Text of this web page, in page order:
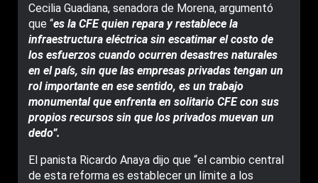
Cecilia Guadiana, senadora de Morena, argumentó
que “es la CFE quien repara y restablece la
infraestructura eléctrica sin escatimar el costo de
los esfuerzos cuando ocurren desastres naturales
en el país, sin que las empresas privadas tengan un
rol importante en ese sentido, es un trabajo
monumental que enfrenta en solitario CFE con sus
propios recursos sin que los privados muevan un
dedo”.
El panista Ricardo Anaya dijo que “el cambio central
de esta reforma es establecer un límite a los